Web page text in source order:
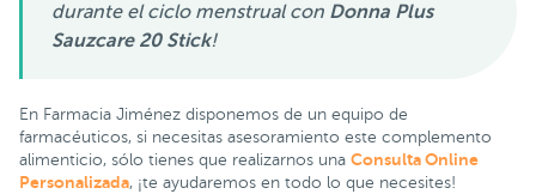
durante el ciclo menstrual con Donna Plus
Sauzcare 20 Stick!
En Farmacia Jiménez disponemos de un equipo de
farmacéuticos, si necesitas asesoramiento este complemento
alimenticio, sólo tienes que realizarnos una Consulta Online
Personalizada, ¡te ayudaremos en todo lo que necesites!